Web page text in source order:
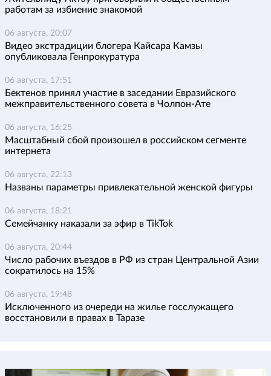
работам за избиение знакомой
06 августа, 20:07
Видео экстрадиции блогера Кайсара Камзы
опубликовала Генпрокуратура
06 августа, 17:51
Бектенов принял участие в заседании Евразийского
межправительственного совета в Чолпон-Ате
06 августа, 16:25
Масштабный сбой произошел в российском сегменте
интернета
06 августа, 22:13
Названы параметры привлекательной женской фигуры
06 августа, 18:21
Семейчанку наказали за эфир в TikTok
06 августа, 20:44
Число рабочих въездов в РФ из стран Центральной Азии
сократилось на 15%
06 августа, 19:48
Исключенного из очереди на жилье госслужащего
восстановили в правах в Таразе